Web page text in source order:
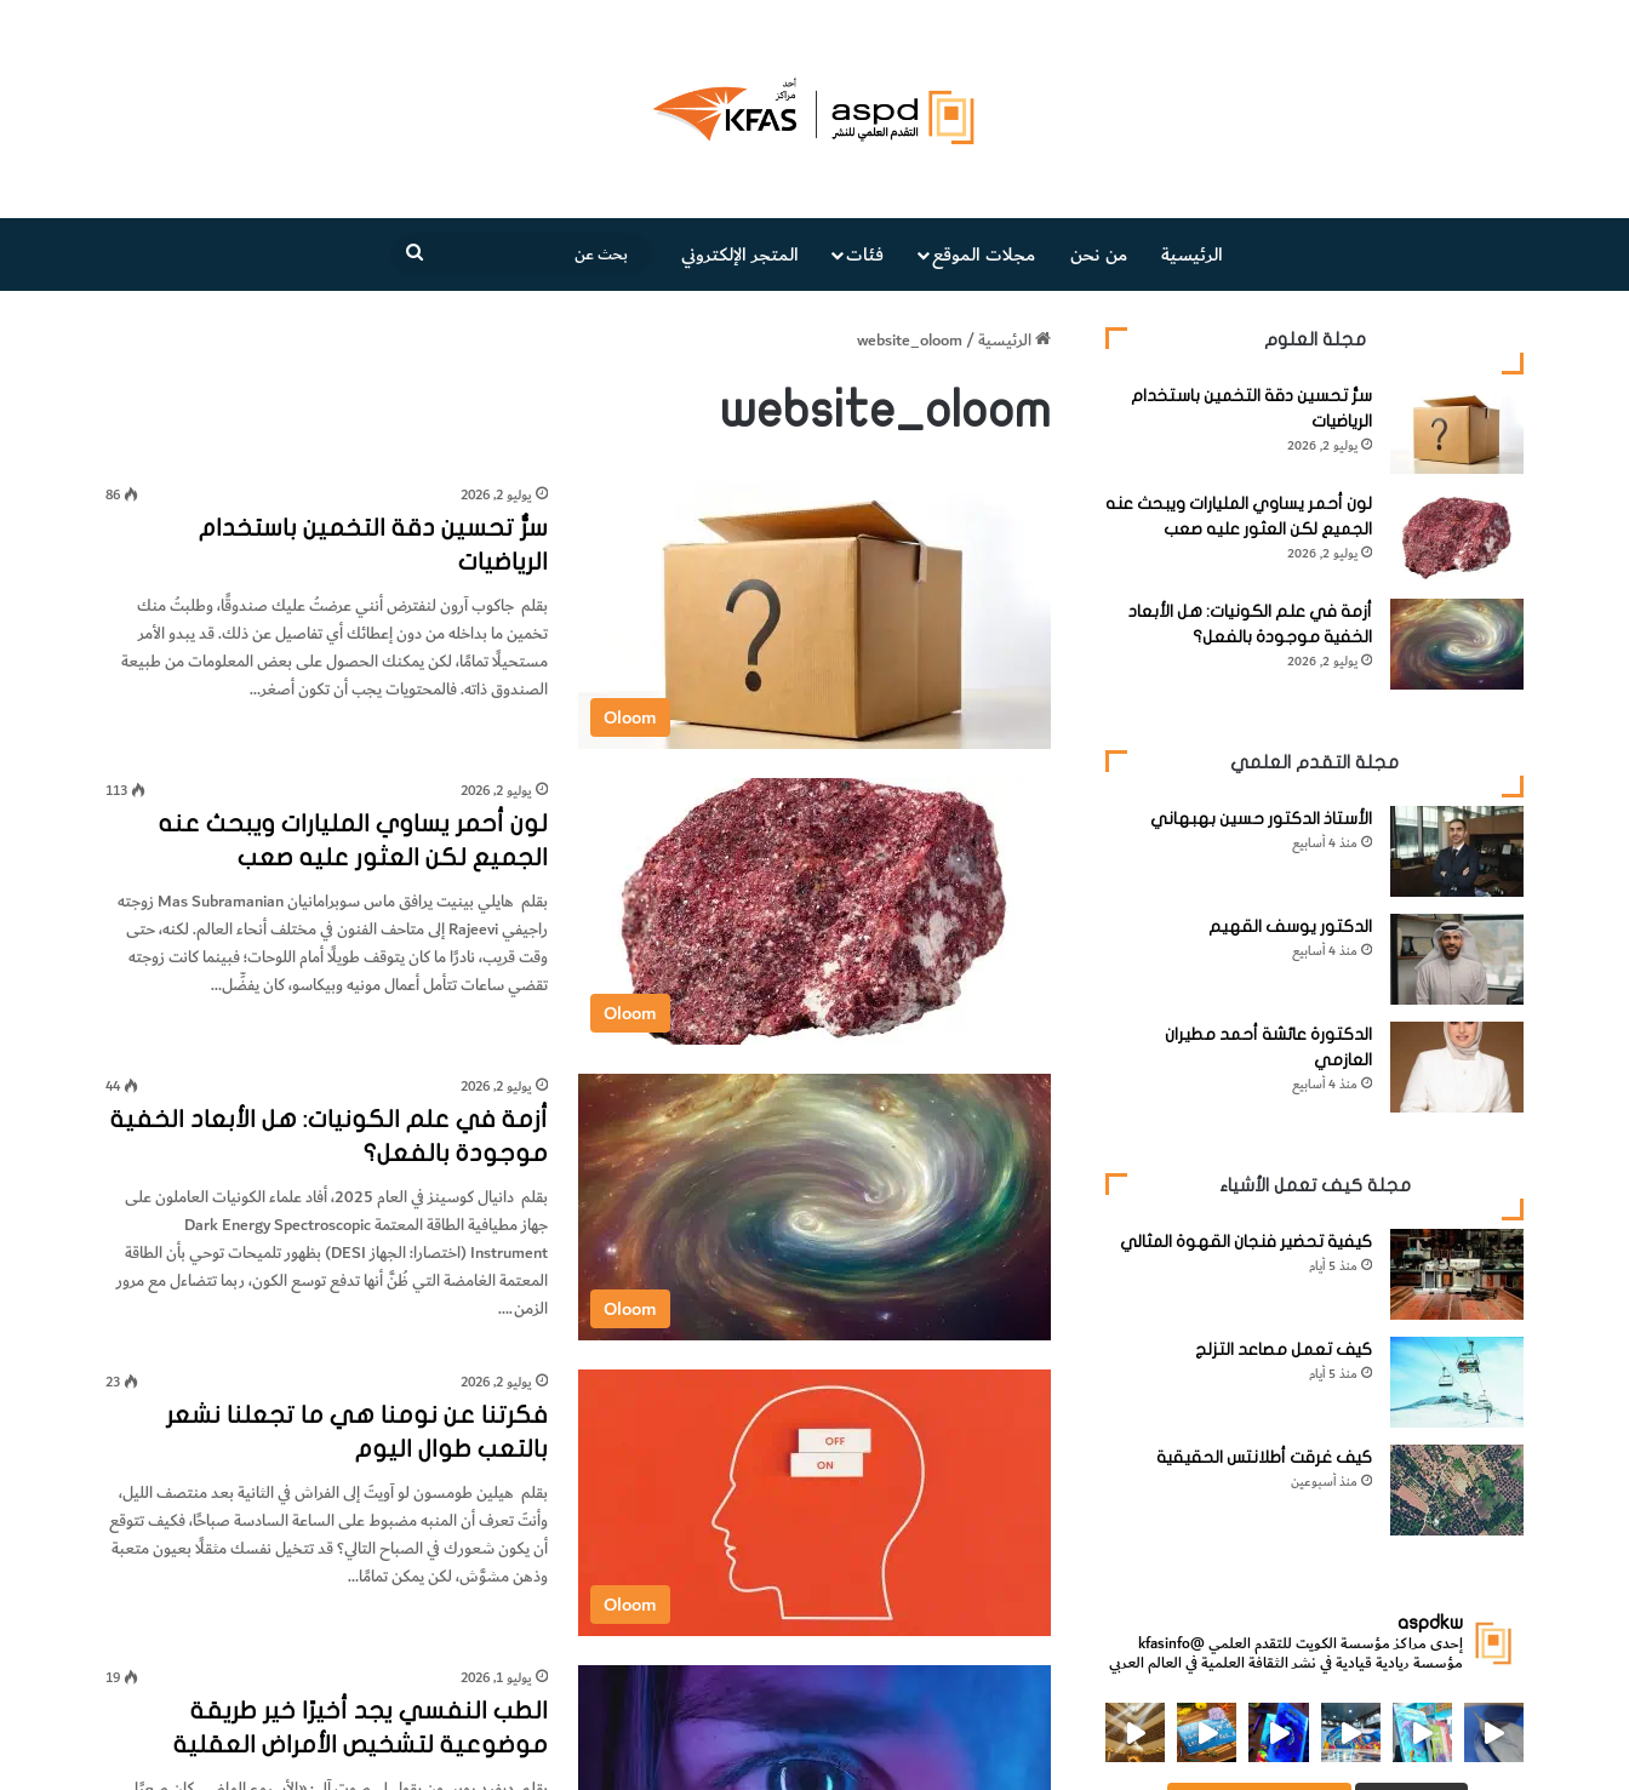
الرئيسية من نحن مجلات الموقع فئات المتجر الإلكتروني
عن
الرئيسية/
website_oloom
website_oloom
Oloom
يوليو 2, 2026 86
سرُّ تحسين دقة التخمين باستخدام
الرياضيات
بقلم جاكوب آرون لنفترض أنني عرضتُ عليك صندوقًا، وطلبتُ منك
تخمين ما بداخله من دون إعطائك أي تفاصيل عن ذلك. قد يبدو الأمر
مستحيلًا تمامًا، لكن يمكنك الحصول على بعض المعلومات من طبيعة
الصندوق ذاته. فالمحتويات يجب أن تكون أصغر…
Oloom
يوليو 2, 2026 113
لون أحمر يساوي المليارات ويبحث عنه
الجميع لكن العثور عليه صعب
بقلم هايلي بينيت يرافق ماس سوبرامانيان Mas Subramanian زوجته
راجيفي Rajeevi إلى متاحف الفنون في مختلف أنحاء العالم. لكنه، حتى
وقت قريب، نادرًا ما كان يتوقف طويلًا أمام اللوحات؛ فبينما كانت زوجته
تقضي ساعات تتأمل أعمال مونيه وبيكاسو، كان يفضِّل…
Oloom
يوليو 2, 2026 44
أزمة في علم الكونيات: هل الأبعاد الخفية
موجودة بالفعل؟
بقلم دانيال كوسينز في العام 2025، أفاد علماء الكونيات العاملون على
جهاز مطيافية الطاقة المعتمة Dark Energy Spectroscopic
Instrument (اختصارا: الجهاز DESI) بظهور تلميحات توحي بأن الطاقة
المعتمة الغامضة التي ظُنَّ أنها تدفع توسع الكون، ربما تتضاءل مع مرور
الزمن.…
Oloom
يوليو 2, 2026 23
فكرتنا عن نومنا هي ما تجعلنا نشعر
بالتعب طوال اليوم
بقلم هيلين طومسون لو آويتَ إلى الفراش في الثانية بعد منتصف الليل،
وأنتَ تعرف أن المنبه مضبوط على الساعة السادسة صباحًا، فكيف تتوقع
أن يكون شعورك في الصباح التالي؟ قد تتخيل نفسك مثقلًا بعيون متعبة
وذهن مشوَّش، لكن يمكن تمامًا…
يوليو 1, 2026 19
الطب النفسي يجد أخيرًا خير طريقة
موضوعية لتشخيص الأمراض العقلية
مجلة العلوم
سرُّ تحسين دقة التخمين باستخدام
الرياضيات
يوليو 2, 2026
لون أحمر يساوي المليارات ويبحث عنه
الجميع لكن العثور عليه صعب
يوليو 2, 2026
أزمة في علم الكونيات: هل الأبعاد
الخفية موجودة بالفعل؟
يوليو 2, 2026
مجلة التقدم العلمي
الأستاذ الدكتور حسين بهبهاني
منذ 4 أسابيع
الدكتور يوسف القهيم
منذ 4 أسابيع
الدكتورة عائشة أحمد مطيران
العازمي
منذ 4 أسابيع
مجلة كيف تعمل الأشياء
كيفية تحضير فنجان القهوة المثالي
منذ 5 أيام
كيف تعمل مصاعد التزلج
منذ 5 أيام
كيف غرقت أطلانتس الحقيقية
منذ أسبوعين
aspdkw
إحدى مراكز مؤسسة الكويت للتقدم العلمي@kfasinfo
مؤسسة ريادية قيادية في نشر الثقافة العلمية في العالم العربي
ووزير الدولة لشؤون الش
من الأعماق نكتشف ومن الكتب نتعلّم⁨ رجعنا! ما كنّا بعيد! مجهزين لكم كل جديد!⁩